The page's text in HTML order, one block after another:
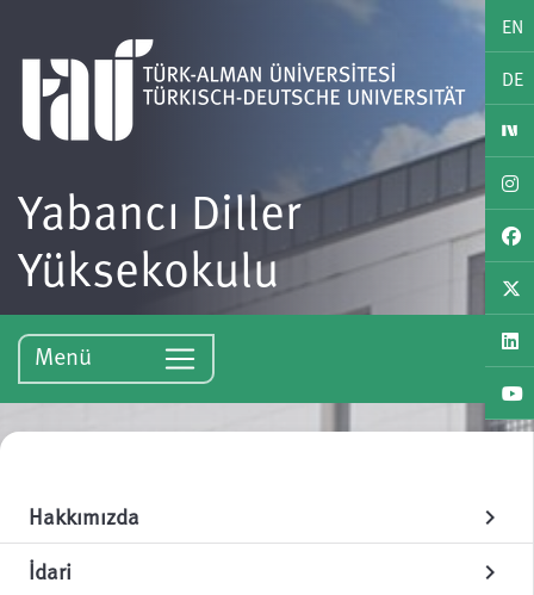
EN
DE
Yabancı Diller
Yüksekokulu
Menü
Hakkımızda chevron_right
İdari chevron_right